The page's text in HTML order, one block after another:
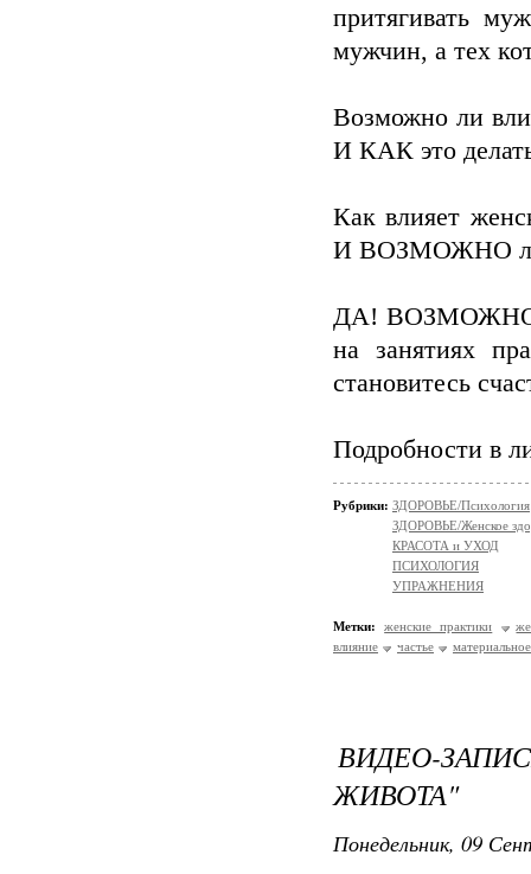
притягивать
мужчин, а тех
Возможно ли
И КАК это
Как влияет
И ВОЗМОЖНО ли
ДА! ВОЗМОЖНО!
на занятиях
становитесь
Подробности в
Рубрики: ЗДОРОВЬЕ/Психология
ЗДОРОВЬЕ/Женское
КРАСОТА и УХОД
ПСИХОЛОГИЯ
УПРАЖНЕНИЯ
Метки: женские практики
влияние
частье
ВИДЕО-
ЖИВОТА"
Понедельник, 09